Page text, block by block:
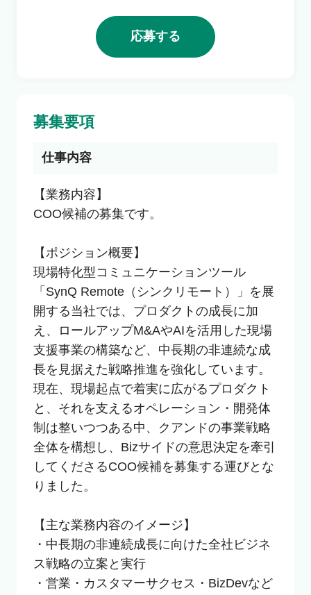
利用者の声
応募する
募集要項
仕事内容
【業務内容】
COO候補の募集です。
【ポジション概要】
現場特化型コミュニケーションツール
「SynQ Remote（シンクリモート）」を展
開する当社では、プロダクトの成長に加
え、ロールアップM&AやAIを活用した現場
支援事業の構築など、中長期の非連続な成
長を見据えた戦略推進を強化しています。
現在、現場起点で着実に広がるプロダクト
と、それを支えるオペレーション・開発体
制は整いつつある中、クアンドの事業戦略
全体を構想し、Bizサイドの意思決定を牽引
してくださるCOO候補を募集する運びとな
りました。
【主な業務内容のイメージ】
・中長期の非連続成長に向けた全社ビジネ
ス戦略の立案と実行
・営業・カスタマーサクセス・BizDevなど